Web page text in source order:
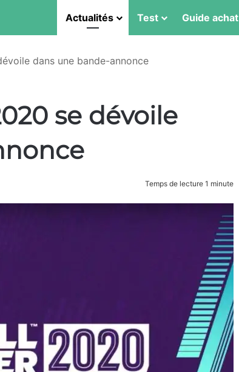
Actualités Test Guide achat
dans une bande-annonce
se dévoile
Temps de lecture 1 minute